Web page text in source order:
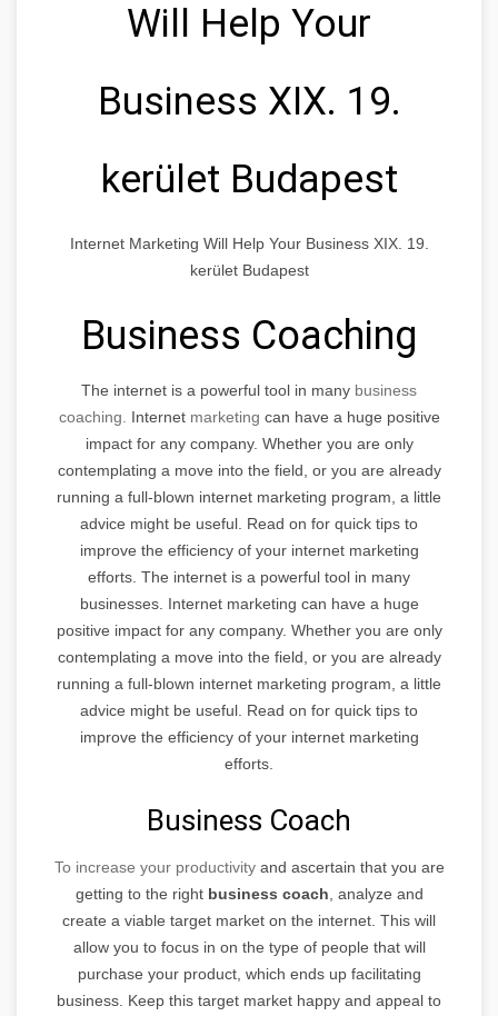
Will Help Your
Business XIX. 19.
kerület Budapest
Internet Marketing Will Help Your Business XIX. 19.
kerület Budapest
Business Coaching
The internet is a powerful tool in many business
coaching.
Internet marketing can have a huge positive
impact for any company. Whether you are only
contemplating a move into the field, or you are already
running a full-blown internet marketing program, a little
advice might be useful. Read on for quick tips to
improve the efficiency of your internet marketing
efforts. The internet is a powerful tool in many
businesses. Internet marketing can have a huge
positive impact for any company. Whether you are only
contemplating a move into the field, or you are already
running a full-blown internet marketing program, a little
advice might be useful. Read on for quick tips to
improve the efficiency of your internet marketing
efforts.
Business Coach
To increase your productivityand ascertain that you are
getting to the right business coach , analyze and
create a viable target market on the internet. This will
allow you to focus in on the type of people that will
purchase your product, which ends up facilitating
business. Keep this target market happy and appeal to